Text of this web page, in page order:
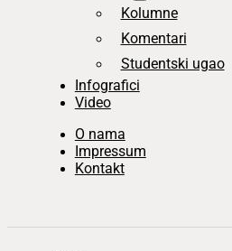
Kolumne
Komentari
Studentski ugao
Infografici
Video
O nama
Impressum
Kontakt